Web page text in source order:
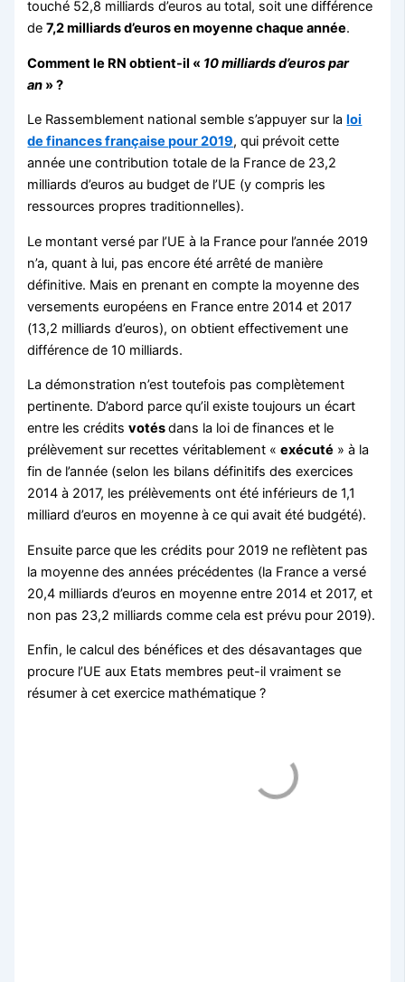
touché 52,8 milliards d’euros au total, soit une différence
de7,2 milliards d’euros en moyenne chaque année.
Comment le RN obtient-il « 10 milliards d’euros par
an » ?
Le Rassemblement national semble s’appuyer sur laloi
de finances française pour 2019, qui prévoit cette
année une contribution totale de la France de 23,2
milliards d’euros au budget de l’UE (y compris les
ressources propres traditionnelles).
Le montant versé par l’UE à la France pour l’année 2019
n’a, quant à lui, pas encore été arrêté de manière
définitive. Mais en prenant en compte la moyenne des
versements européens en France entre 2014 et 2017
(13,2 milliards d’euros), on obtient effectivement une
différence de 10 milliards.
La démonstration n’est toutefois pas complètement
pertinente. D’abord parce qu’il existe toujours un écart
entre les créditsvotésdans la loi de finances et le
prélèvement sur recettes véritablement «exécuté » à la
fin de l’année (selon les bilans définitifs des exercices
2014 à 2017, les prélèvements ont été inférieurs de 1,1
milliard d’euros en moyenne à ce qui avait été budgété).
Ensuite parce que les crédits pour 2019 ne reflètent pas
la moyenne des années précédentes (la France a versé
20,4 milliards d’euros en moyenne entre 2014 et 2017, et
non pas 23,2 milliards comme cela est prévu pour 2019).
Enfin, le calcul des bénéfices et des désavantages que
procure l’UE aux Etats membres peut-il vraiment se
résumer à cet exercice mathématique ?